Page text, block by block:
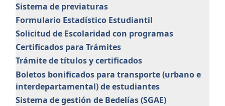
Sistema de previaturas
Formulario Estadístico Estudiantil
Solicitud de Escolaridad con programas
Certificados para Trámites
Trámite de títulos y certificados
Boletos bonificados para transporte (urbano e
interdepartamental) de estudiantes
Sistema de gestión de Bedelías (SGAE)